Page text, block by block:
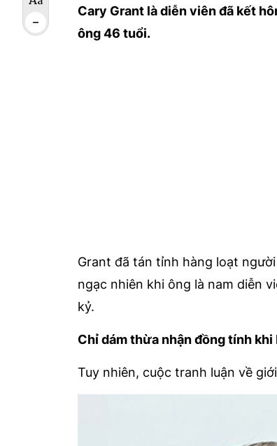
Cary Grant là diễn viên đã kết
ông 46 tuổi.
Grant đã tán tỉnh hàng loạt
ngạc nhiên khi ông là nam diễn
kỷ.
Chỉ dám thừa nhận đồng tính
Tuy nhiên, cuộc tranh luận về